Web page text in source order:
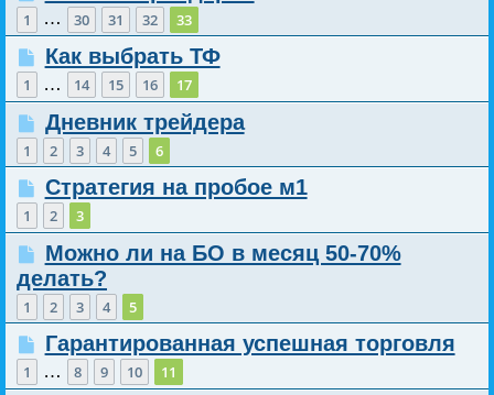
1 … 30 31 32 33
Как выбрать ТФ
1 … 14 15 16 17
Дневник трейдера
1 2 3 4 5 6
Стратегия на пробое м1
1 2 3
Можно ли на БО в месяц 50-70%
делать?
1 2 3 4 5
Гарантированная успешная торговля
1 … 8 9 10 11